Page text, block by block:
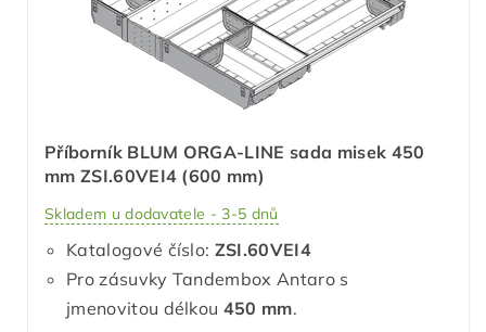
Příborník BLUM ORGA-LINE sada misek 450
mm ZSI.60VEI4 (600 mm)
Skladem u dodavatele - 3-5 dnů
Katalogové číslo: ZSI.60VEI4
Pro zásuvky Tandembox Antaro s
jmenovitou délkou 450 mm.